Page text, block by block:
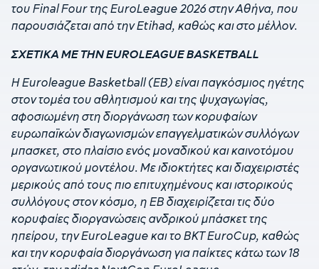
του Final Four της EuroLeague 2026 στην Αθήνα, που
παρουσιάζεται από την Etihad, καθώς και στο μέλλον.
ΣΧΕΤΙΚΑ ΜΕ ΤΗΝ EUROLEAGUE BASKETBALL
Η Euroleague Basketball (EB) είναι παγκόσμιος ηγέτης
στον τομέα του αθλητισμού και της ψυχαγωγίας,
αφοσιωμένη στη διοργάνωση των κορυφαίων
ευρωπαϊκών διαγωνισμών επαγγελματικών συλλόγων
μπασκετ, στο πλαίσιο ενός μοναδικού και καινοτόμου
οργανωτικού μοντέλου. Με ιδιοκτήτες και διαχειριστές
μερικούς από τους πιο επιτυχημένους και ιστορικούς
συλλόγους στον κόσμο, η EB διαχειρίζεται τις δύο
κορυφαίες διοργανώσεις ανδρικού μπάσκετ της
ηπείρου, την EuroLeague και το BKT EuroCup, καθώς
και την κορυφαία διοργάνωση για παίκτες κάτω των 18